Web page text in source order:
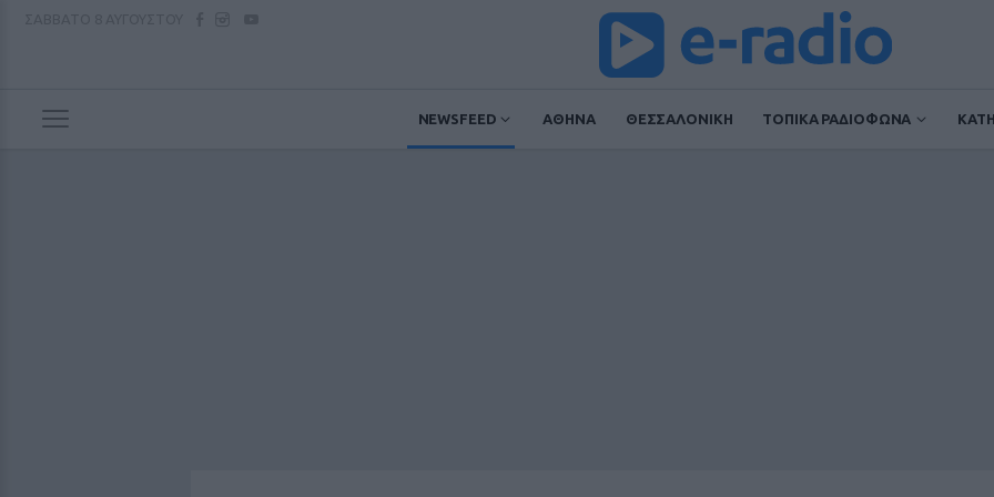
NEWSFEED ΑΘΗΝΑ ΘΕΣΣΑΛΟΝΙΚΗ ΤΟΠΙΚΑ ΡΑΔΙΟΦΩΝΑ